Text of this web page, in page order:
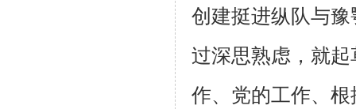
创建挺进纵队与
过深思熟虑，就
作、党的工作、